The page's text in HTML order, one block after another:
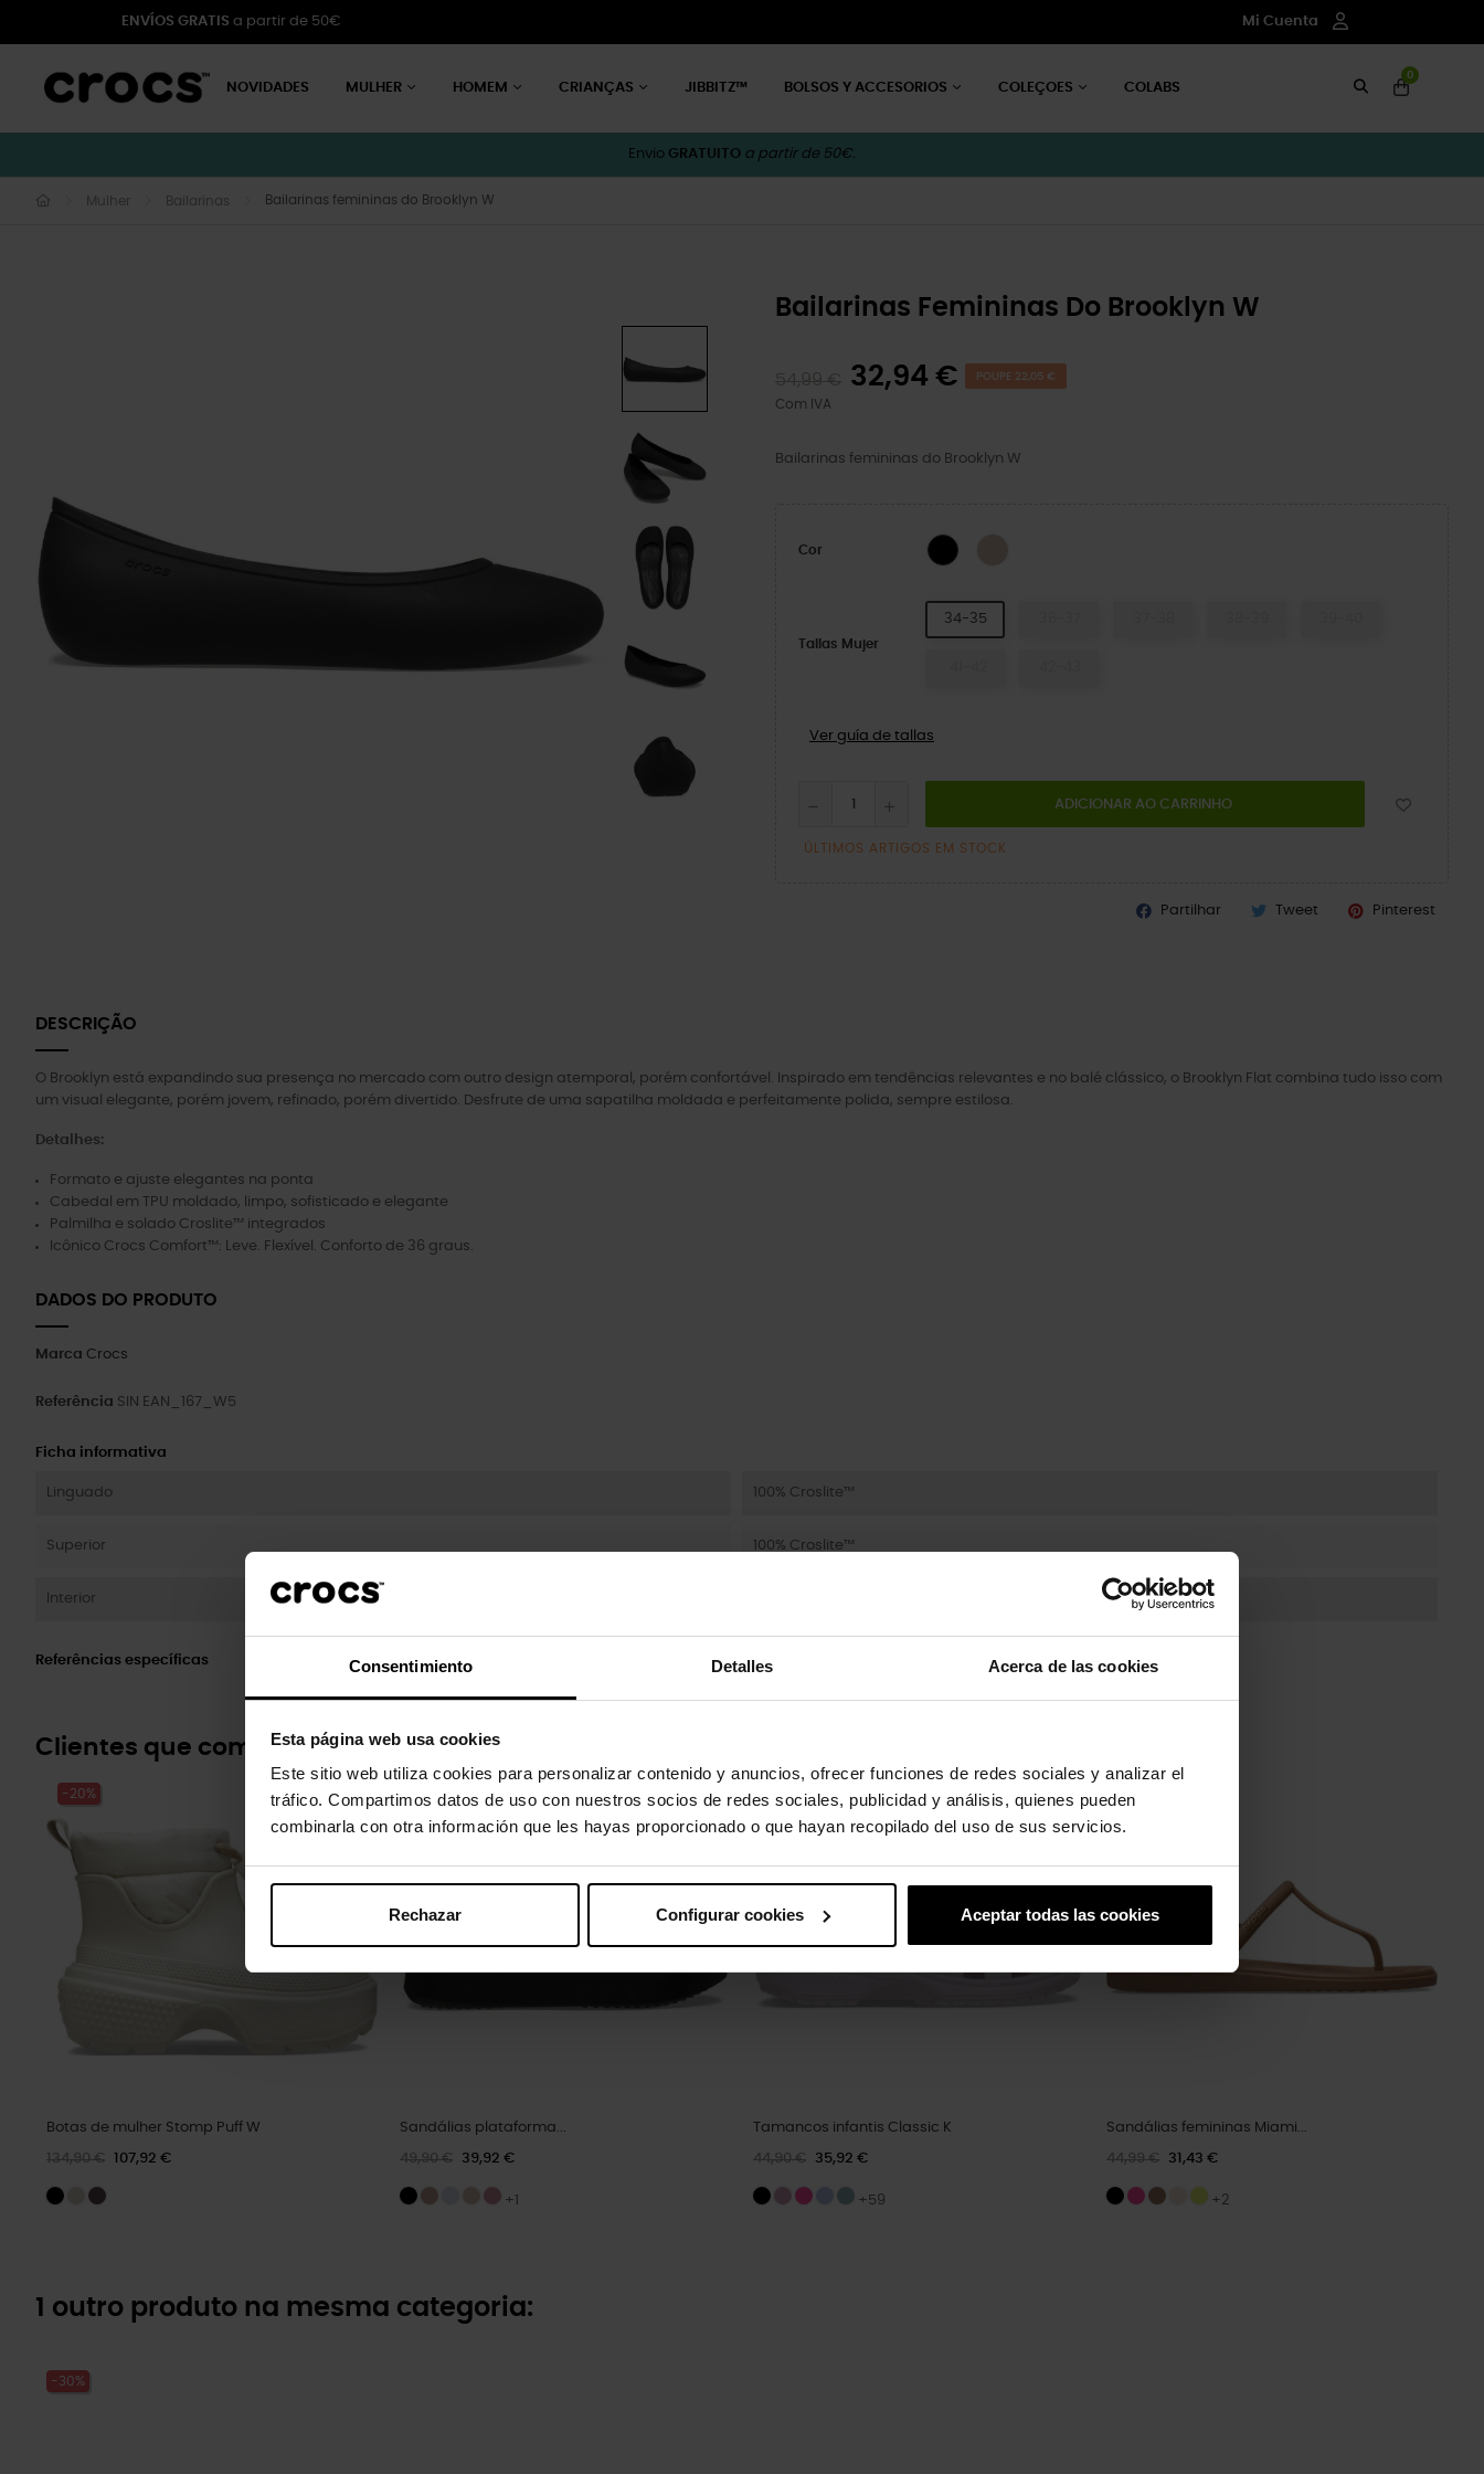
Consentimiento Detalles Acerca de las cookies
Esta página web usa cookies
Este sitio web utiliza cookies para personalizar contenido y anuncios, ofrecer funciones de redes sociales y analizar el
tráfico. Compartimos datos de uso con nuestros socios de redes sociales, publicidad y análisis, quienes pueden
combinarla con otra información que les hayas proporcionado o que hayan recopilado del uso de sus servicios.
Rechazar Configurar cookies Aceptar todas las cookies
ENVÍOS GRATIS a partir de 50€ Mi Cuenta
NOVIDADES MULHER HOMEM CRIANÇAS JIBBITZ™ BOLSOS Y ACCESORIOS COLEÇOES COLABS
0
Envio GRATUITO a partir de 50€.
Mulher Bailarinas Bailarinas femininas do Brooklyn W
Bailarinas Femininas Do Brooklyn W
32,94 € POUPE 22,05 €
Com IVA
Bailarinas femininas do Brooklyn W
Cor BLACK
Tallas Mujer
34-35
Ver guía de tallas
ADICIONAR AO CARRINHO
ÚLTIMOS ARTIGOS EM STOCK
Partilhar Tweet Pinterest
DESCRIÇÃO
O Brooklyn está expandindo sua presença no mercado com outro design atemporal, porém confortável. Inspirado em tendências relevantes e no balé clássico, o Brooklyn Flat combina tudo isso com
um visual elegante, porém jovem, refinado, porém divertido. Desfrute de uma sapatilha moldada e perfeitamente polida, sempre estilosa.
Detalhes:
Formato e ajuste elegantes na ponta
Cabedal em TPU moldado, limpo, sofisticado e elegante
Palmilha e solado Croslite™ integrados
Icônico Crocs Comfort™: Leve. Flexível. Conforto de 36 graus.
DADOS DO PRODUTO
Marca Crocs
Referência SIN EAN_167_W5
Ficha informativa
Linguado 100% Croslite™
Superior 100% Croslite™
Interior
Referências específicas
Clientes que compraram este produto também compraram:
-20%
Botas de mulher Stomp Puff W
134,90 € 107,92 €
-20%
Sandálias plataforma...
49,90 € 39,92 €
+1
Tamancos infantis Classic K
44,90 € 35,92 €
+59
Sandálias femininas Miami...
44,99 € 31,43 €
+2
1 outro produto na mesma categoria:
-30%